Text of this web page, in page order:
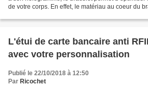
de votre corps. En effet, le matériau au coeur du
L'étui de carte bancaire anti
avec votre personnalisation
Publié le 22/10/2018 à 12:50
Par Ricochet